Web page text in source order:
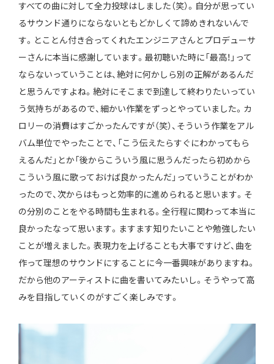
すべての曲に対して全力投球はしました（笑）。自分が思ってい
るサウンド通りにならないともどかしくて諦めきれないんで
す。とことん付き合ってくれたエンジニアさんとプロデューサ
ーさんに本当に感謝しています。最初聴いた時に「最高！」って
ならないっていうことは、絶対に何かしら別の正解があるんだ
と思うんですよね。絶対にそこまで到達して終わりたいってい
う気持ちがあるので、細かい作業をずっとやっていました。カ
ロリーの消費はすごかったんですが（笑）、そういう作業をアル
バム単位でやったことで、「こう伝えたらすぐにわかってもら
えるんだ」とか「後からこういう風に思うんだったら初めから
こういう風に歌っておけば良かったんだ」っていうことがわか
ったので、次からはもっと効率的に進められると思います。そ
の分別のことをやる時間も生まれる。全行程に関わって本当に
良かったなって思います。ますます知りたいことや勉強したい
ことが増えました。表現力を上げることも大事ですけど、曲を
作って理想のサウンドにすることに今一番興味がありますね。
だから他のアーティストに曲を書いてみたいし。そうやって高
みを目指していくのがすごく楽しみです。